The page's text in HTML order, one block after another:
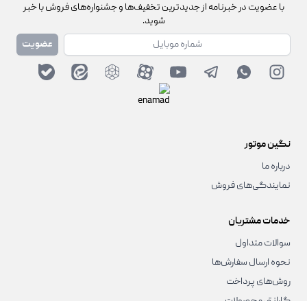
با عضویت در خبرنامه از جدیدترین تخفیف‌ها و جشنواره‌های فروش با خبر
شوید.
شماره همراه
عضویت
نگین موتور
درباره ما
نمایندگی‌های فروش
خدمات مشتریان
سوالات متداول
نحوه ارسال سفارش‌ها
روش‌های پرداخت